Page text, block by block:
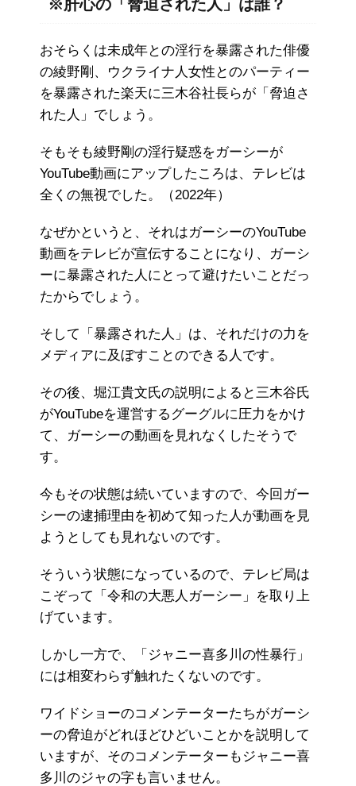
※肝心の「脅迫された人」は誰？
おそらくは未成年との淫行を暴露された俳優
の綾野剛、ウクライナ人女性とのパーティー
を暴露された楽天に三木谷社長らが「脅迫さ
れた人」でしょう。
そもそも綾野剛の淫行疑惑をガーシーが
YouTube動画にアップしたころは、テレビは
全くの無視でした。（2022年）
なぜかというと、それはガーシーのYouTube
動画をテレビが宣伝することになり、ガーシ
ーに暴露された人にとって避けたいことだっ
たからでしょう。
そして「暴露された人」は、それだけの力を
メディアに及ぼすことのできる人です。
その後、堀江貴文氏の説明によると三木谷氏
がYouTubeを運営するグーグルに圧力をかけ
て、ガーシーの動画を見れなくしたそうで
す。
今もその状態は続いていますので、今回ガー
シーの逮捕理由を初めて知った人が動画を見
ようとしても見れないのです。
そういう状態になっているので、テレビ局は
こぞって「令和の大悪人ガーシー」を取り上
げています。
しかし一方で、「ジャニー喜多川の性暴行」
には相変わらず触れたくないのです。
ワイドショーのコメンテーターたちがガーシ
ーの脅迫がどれほどひどいことかを説明して
いますが、そのコメンテーターもジャニー喜
多川のジャの字も言いません。